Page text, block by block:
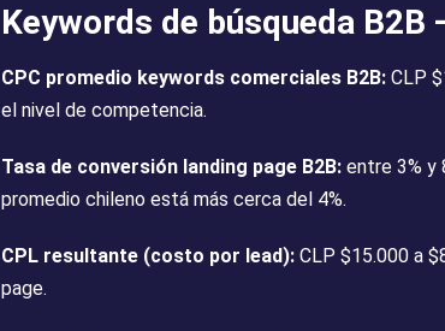
Keywords de búsqueda
CPC promedio keywords comerciales B2B: CLP
el nivel de competencia.
Tasa de conversión landing page B2B: entre 3% y
promedio chileno está más cerca del 4%.
CPL resultante (costo por lead): CLP $15.000 a
page.